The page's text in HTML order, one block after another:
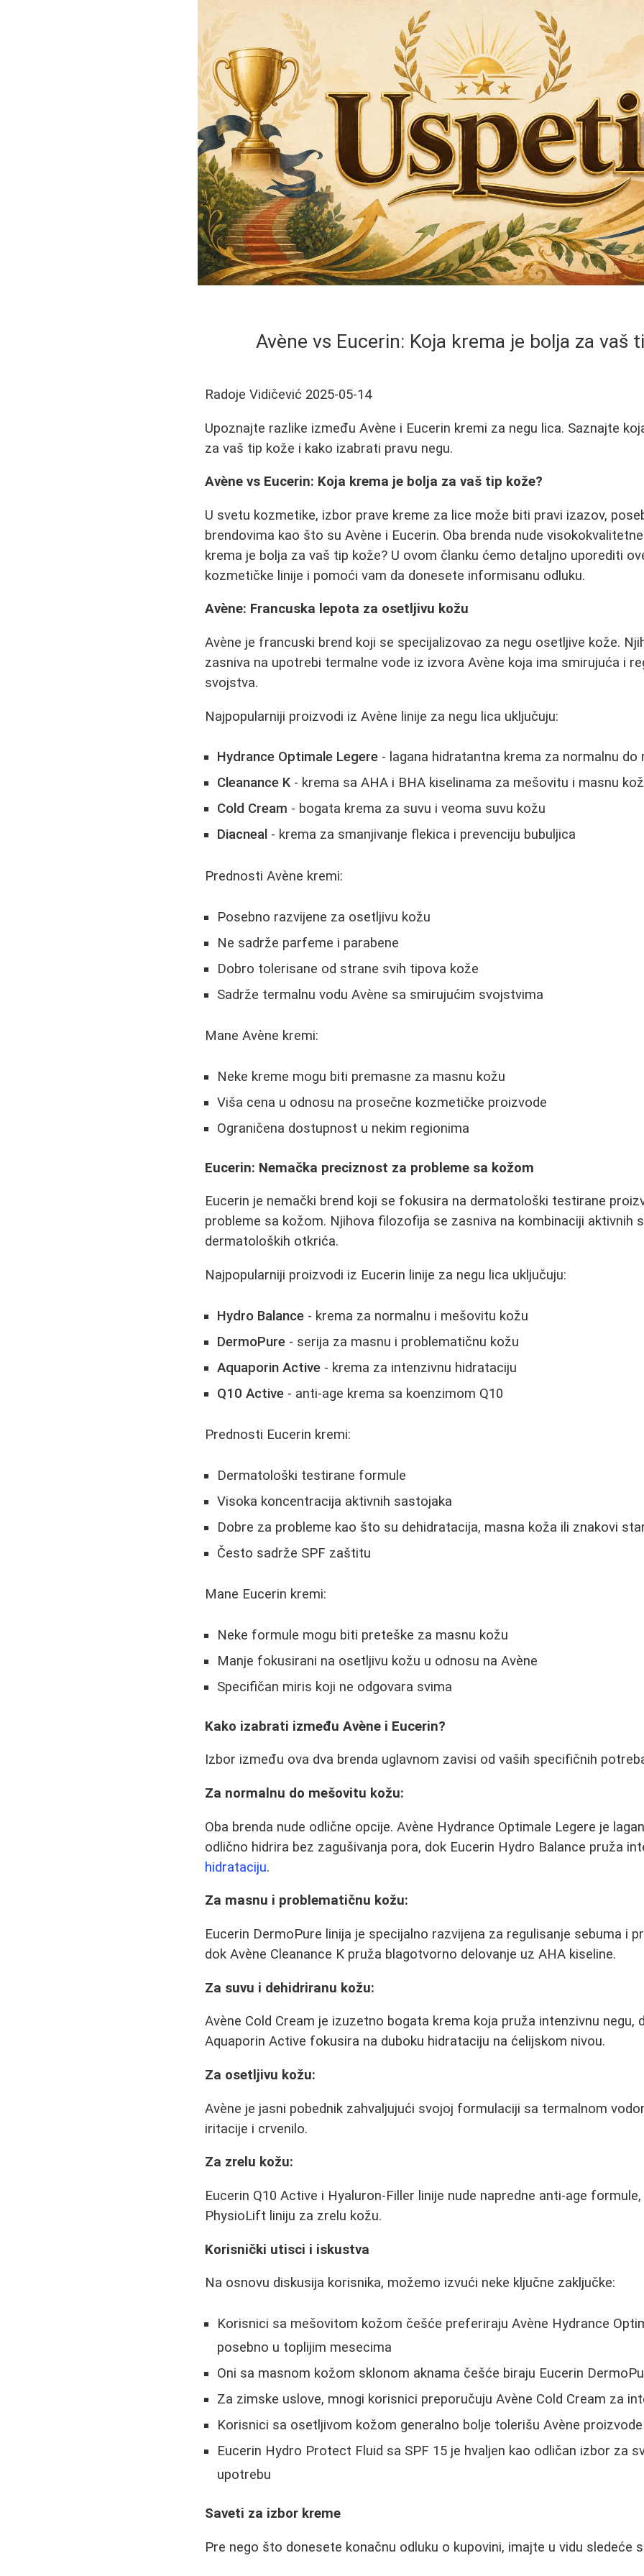
Avène vs Eucerin: Koja krema je bolja za vaš
Radoje Vidičević 2025-05-14
Upoznajte razlike između Avène i Eucerin kremi za negu lica. Saznajte
za vaš tip kože i kako izabrati pravu negu.
Avène vs Eucerin: Koja krema je bolja za vaš tip kože?
U svetu kozmetike, izbor prave kreme za lice može biti pravi izazov,
brendovima kao što su Avène i Eucerin. Oba brenda nude
krema je bolja za vaš tip kože? U ovom članku ćemo detaljno uporediti
kozmetičke linije i pomoći vam da donesete informisanu odluku.
Avène: Francuska lepota za osetljivu kožu
Avène je francuski brend koji se specijalizovao za negu osetljive kože.
zasniva na upotrebi termalne vode iz izvora Avène koja ima smirujuća i
svojstva.
Najpopularniji proizvodi iz Avène linije za negu lica uključuju:
Hydrance Optimale Legere - lagana hidratantna krema za normalnu do
Cleanance K- krema sa AHA i BHA kiselinama za mešovitu i masnu
Cold Cream - bogata krema za suvu i veoma suvu kožu
Diacneal - krema za smanjivanje flekica i prevenciju bubuljica
Prednosti Avène kremi:
Posebno razvijene za osetljivu kožu
Ne sadrže parfeme i parabene
Dobro tolerisane od strane svih tipova kože
Sadrže termalnu vodu Avène sa smirujućim svojstvima
Mane Avène kremi:
Neke kreme mogu biti premasne za masnu kožu
Viša cena u odnosu na prosečne kozmetičke proizvode
Ograničena dostupnost u nekim regionima
Eucerin: Nemačka preciznost za probleme sa kožom
Eucerin je nemački brend koji se fokusira na dermatološki testirane
probleme sa kožom. Njihova filozofija se zasniva na kombinaciji aktivnih
dermatoloških otkrića.
Najpopularniji proizvodi iz Eucerin linije za negu lica uključuju:
Hydro Balance - krema za normalnu i mešovitu kožu
DermoPure - serija za masnu i problematičnu kožu
Aquaporin Active - krema za intenzivnu hidrataciju
Q10 Active - anti-age krema sa koenzimom Q10
Prednosti Eucerin kremi:
Dermatološki testirane formule
Visoka koncentracija aktivnih sastojaka
Dobre za probleme kao što su dehidratacija, masna koža ili znakovi
Često sadrže SPF zaštitu
Mane Eucerin kremi:
Neke formule mogu biti preteške za masnu kožu
Manje fokusirani na osetljivu kožu u odnosu na Avène
Specifičan miris koji ne odgovara svima
Kako izabrati između Avène i Eucerin?
Izbor između ova dva brenda uglavnom zavisi od vaših specifičnih
Za normalnu do mešovitu kožu:
Oba brenda nude odlične opcije. Avène Hydrance Optimale Legere je
odlično hidrira bez zagušivanja pora, dok Eucerin Hydro Balance pruža
hidrataciju.
Za masnu i problematičnu kožu:
Eucerin DermoPure linija je specijalno razvijena za regulisanje sebuma i
dok Avène Cleanance K pruža blagotvorno delovanje uz AHA kiseline.
Za suvu i dehidriranu kožu:
Avène Cold Cream je izuzetno bogata krema koja pruža intenzivnu negu,
Aquaporin Active fokusira na duboku hidrataciju na ćelijskom nivou.
Za osetljivu kožu:
Avène je jasni pobednik zahvaljujući svojoj formulaciji sa termalnom
iritacije i crvenilo.
Za zrelu kožu:
Eucerin Q10 Active i Hyaluron-Filler linije nude napredne anti-age
PhysioLift liniju za zrelu kožu.
Korisnički utisci i iskustva
Na osnovu diskusija korisnika, možemo izvući neke ključne zaključke:
Korisnici sa mešovitom kožom češće preferiraju Avène Hydrance
posebno u toplijim mesecima
Oni sa masnom kožom sklonom aknama češće biraju Eucerin
Za zimske uslove, mnogi korisnici preporučuju Avène Cold Cream za
Korisnici sa osetljivom kožom generalno bolje tolerišu Avène proizvode
Eucerin Hydro Protect Fluid sa SPF 15 je hvaljen kao odličan izbor za
upotrebu
Saveti za izbor kreme
Pre nego što donesete konačnu odluku o kupovini, imajte u vidu sledeće